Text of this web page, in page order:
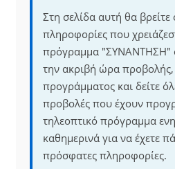
Στη σελίδα αυτή θα βρείτε
πληροφορίες που
πρόγραμμα "ΣΥΝΑΝΤΗΣΗ"
την ακριβή ώρα προβολής,
προγράμματος και δείτε
προβολές που έχουν
τηλεοπτικό πρόγραμμα
καθημερινά για να έχετε
πρόσφατες πληροφορίες.